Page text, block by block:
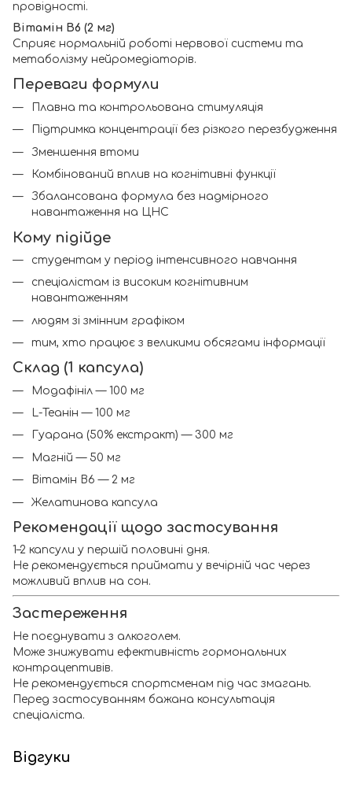
провідності.
Вітамін B6 (2 мг)
Сприяє нормальній роботі нервової системи та
метаболізму нейромедіаторів.
Переваги формули
Плавна та контрольована стимуляція
Підтримка концентрації без різкого перезбудження
Зменшення втоми
Комбінований вплив на когнітивні функції
Збалансована формула без надмірного
навантаження на ЦНС
Кому підійде
студентам у період інтенсивного навчання
спеціалістам із високим когнітивним
навантаженням
людям зі змінним графіком
тим, хто працює з великими обсягами інформації
Склад (1 капсула)
Модафініл — 100 мг
L-Теанін — 100 мг
Гуарана (50% екстракт) — 300 мг
Магній — 50 мг
Вітамін B6 — 2 мг
Желатинова капсула
Рекомендації щодо застосування
1–2 капсули у першій половині дня.
Не рекомендується приймати у вечірній час через
можливий вплив на сон.
Застереження
Не поєднувати з алкоголем.
Може знижувати ефективність гормональних
контрацептивів.
Не рекомендується спортсменам під час змагань.
Перед застосуванням бажана консультація
спеціаліста.
Відгуки